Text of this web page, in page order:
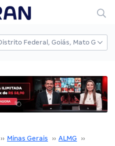
›› Minas Gerais ›› ALMG ››